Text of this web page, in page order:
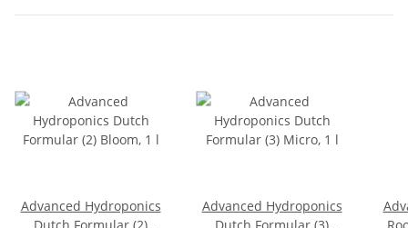
Advanced Hydroponics
Advanced Hydroponics